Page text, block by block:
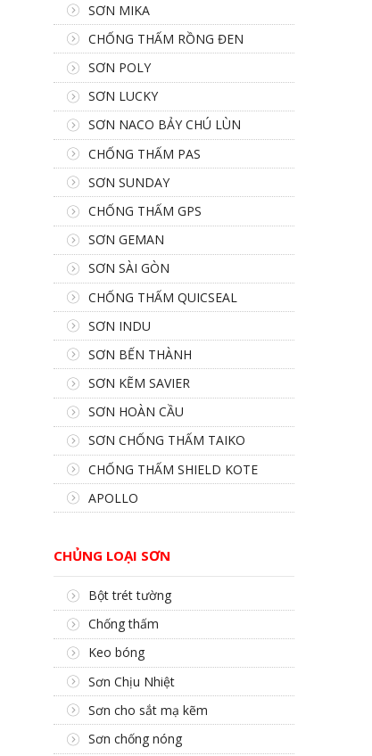
SƠN MIKA
CHỐNG THẤM RỒNG ĐEN
SƠN POLY
SƠN LUCKY
SƠN NACO BẢY CHÚ LÙN
CHỐNG THẤM PAS
SƠN SUNDAY
CHỐNG THẤM GPS
SƠN GEMAN
SƠN SÀI GÒN
CHỐNG THẤM QUICSEAL
SƠN INDU
SƠN BẾN THÀNH
SƠN KẼM SAVIER
SƠN HOÀN CẦU
SƠN CHỐNG THẤM TAIKO
CHỐNG THẤM SHIELD KOTE
APOLLO
CHỦNG LOẠI SƠN
Bột trét tường
Chống thấm
Keo bóng
Sơn Chịu Nhiệt
Sơn cho sắt mạ kẽm
Sơn chống nóng